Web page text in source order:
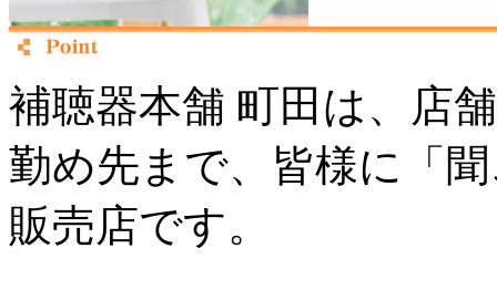
補聴器本舗 町田は、店
勤め先まで、皆様に「
販売店です。